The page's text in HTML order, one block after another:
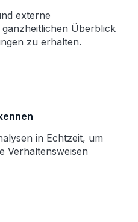
externe
Überblick
zu erhalten.
in Echtzeit, um
Verhaltensweisen